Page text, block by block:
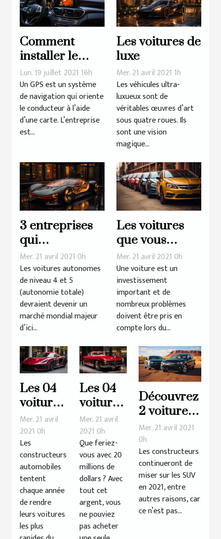
Comment
installer le
logiciel
d’actualisation
GPS ?
Lun. 19 juillet 2021 16h
Un GPS est un système
de navigation qui oriente
le conducteur à l’aide
d’une carte. L’entreprise
est...
Les voitures de
luxe
Mer. 21 avril 2021 1h
Les véhicules ultra-
luxueux sont de
véritables œuvres d’art
sous quatre roues. Ils
sont une vision
magique...
3 entreprises
qui
développent
des voitures
autonomes
Mer. 21 avril 2021 0h
Les voitures autonomes
de niveau 4 et 5
(autonomie totale)
devraient devenir un
marché mondial majeur
d’ici...
Les voitures
que vous
devriez éviter
Mer. 21 avril 2021 0h
Une voiture est un
investissement
important et de
nombreux problèmes
doivent être pris en
compte lors du...
Les 04
voitures
les plus
rapides
du
monde
en 2020
Mer. 21 avril
2021 0h
Les
constructeurs
automobiles
tentent
chaque année
de rendre
leurs voitures
les plus
Les 04
voitures
les plus
chères
de tous
les
temps
Mer. 21 avril
2021 0h
Que feriez-
vous avec 20
millions de
dollars ? Avec
tout cet
argent, vous
ne pouviez
pas acheter
Découvrez
2 voitures
plus
abordables
qui seront
lancées en
2021
Mer. 21 avril 2021
0h
Les constructeurs
continueront de
miser sur les SUV
en 2021, entre
autres raisons, car
ce n’est pas...